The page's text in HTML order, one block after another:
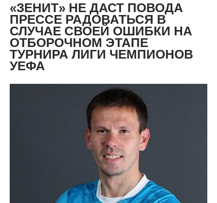
«ЗЕНИТ» НЕ ДАСТ ПОВОДА
ПРЕССЕ РАДОВАТЬСЯ В
СЛУЧАЕ СВОЕЙ ОШИБКИ НА
ОТБОРОЧНОМ ЭТАПЕ
ТУРНИРА ЛИГИ ЧЕМПИОНОВ
УЕФА